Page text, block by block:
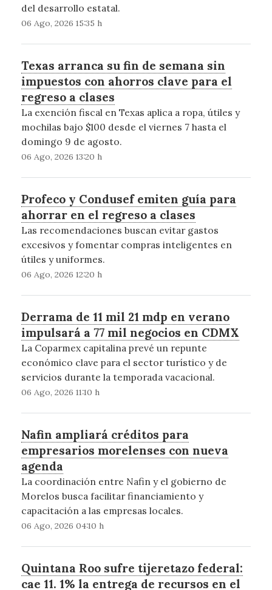
del desarrollo estatal.
06 Ago, 2026 15:35 h
Texas arranca su fin de semana sin
impuestos con ahorros clave para el
regreso a clases
La exención fiscal en Texas aplica a ropa, útiles y
mochilas bajo $100 desde el viernes 7 hasta el
domingo 9 de agosto.
06 Ago, 2026 13:20 h
Profeco y Condusef emiten guía para
ahorrar en el regreso a clases
Las recomendaciones buscan evitar gastos
excesivos y fomentar compras inteligentes en
útiles y uniformes.
06 Ago, 2026 12:20 h
Derrama de 11 mil 21 mdp en verano
impulsará a 77 mil negocios en CDMX
La Coparmex capitalina prevé un repunte
económico clave para el sector turístico y de
servicios durante la temporada vacacional.
06 Ago, 2026 11:10 h
Nafin ampliará créditos para
empresarios morelenses con nueva
agenda
La coordinación entre Nafin y el gobierno de
Morelos busca facilitar financiamiento y
capacitación a las empresas locales.
06 Ago, 2026 04:10 h
Quintana Roo sufre tijeretazo federal:
cae 11. 1% la entrega de recursos en el